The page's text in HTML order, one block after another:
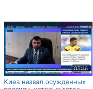
03:16
Киев назвал осужденных